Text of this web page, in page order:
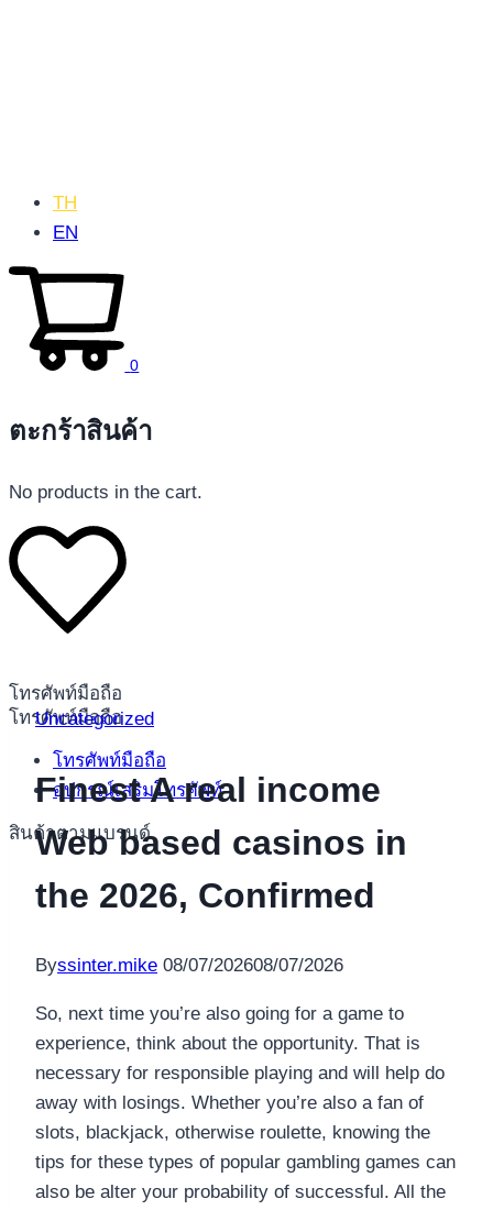
โทรศัพท์มือถือ
โทรศัพท์มือถือ
โทรศัพท์มือถือ
อุปกรณ์เสริมโทรศัพท์
สินค้าตามแบรนด์
TH
EN
0
ตะกร้าสินค้า
No products in the cart.
Uncategorized
Finest A real income
Web based casinos in
the 2026, Confirmed
Byssinter.mike 08/07/202608/07/2026
So, next time you’re also going for a game to
experience, think about the opportunity. That is
necessary for responsible playing and will help do
away with losings. Whether you’re also a fan of
slots, blackjack, otherwise roulette, knowing the
tips for these types of popular gambling games can
also be alter your probability of successful. All the